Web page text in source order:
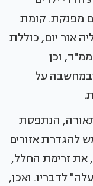
מפנקת. קומת
אור יום, כוללת
וכן
ובמחשבה על
הנתפסת
להגדרת אזורים
את זרימת החלל,
לדבריו. ואכן,